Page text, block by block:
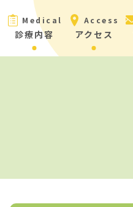
Medical
診療内容
Access
アクセス